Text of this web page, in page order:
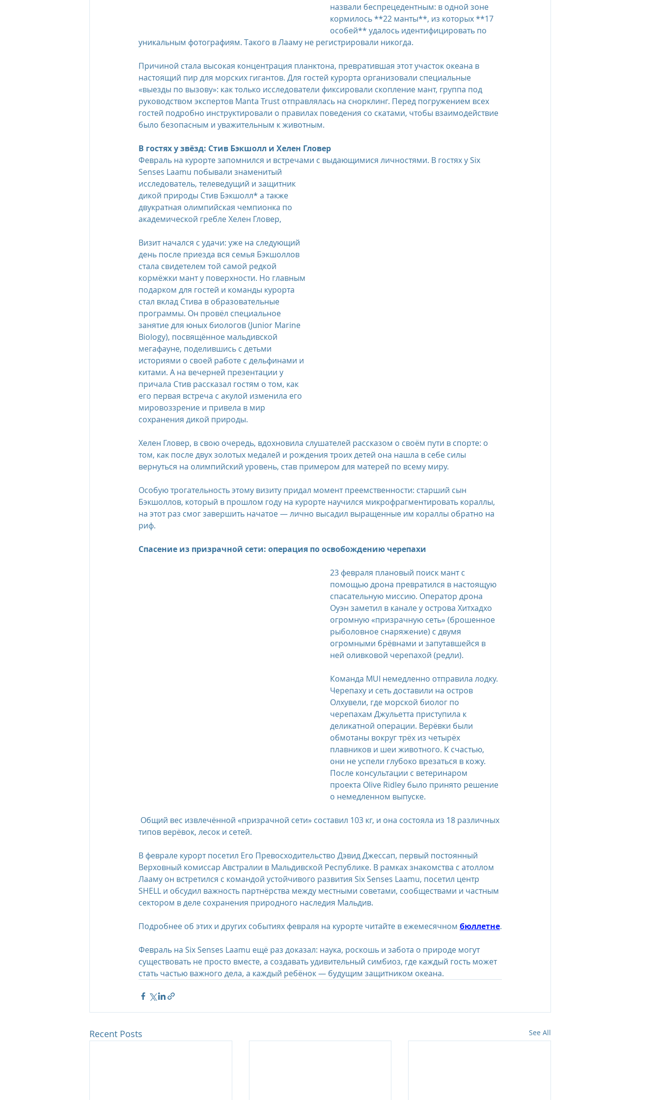
назвали беспрецедентным: в одной зоне
кормилось **22 манты**, из которых **17
особей** удалось идентифицировать по
уникальным фотографиям. Такого в Лааму не регистрировали никогда.
Причиной стала высокая концентрация планктона, превратившая этот участок океана в
настоящий пир для морских гигантов. Для гостей курорта организовали специальные
«выезды по вызову»: как только исследователи фиксировали скопление мант, группа под
руководством экспертов Manta Trust отправлялась на снорклинг. Перед погружением всех
гостей подробно инструктировали о правилах поведения со скатами, чтобы взаимодействие
было безопасным и уважительным к животным.
В гостях у звёзд: Стив Бэкшолл и Хелен Гловер
Февраль на курорте запомнился и встречами с выдающимися личностями. В гостях у Six
Senses Laamu побывали знаменитый
исследователь, телеведущий и защитник
дикой природы Стив Бэкшолл* а также
двукратная олимпийская чемпионка по
академической гребле Хелен Гловер,
Визит начался с удачи: уже на следующий
день после приезда вся семья Бэкшоллов
стала свидетелем той самой редкой
кормёжки мант у поверхности. Но главным
подарком для гостей и команды курорта
стал вклад Стива в образовательные
программы. Он провёл специальное
занятие для юных биологов (Junior Marine
Biology), посвящённое мальдивской
мегафауне, поделившись с детьми
историями о своей работе с дельфинами и
китами. А на вечерней презентации у
причала Стив рассказал гостям о том, как
его первая встреча с акулой изменила его
мировоззрение и привела в мир
сохранения дикой природы.
Хелен Гловер, в свою очередь, вдохновила слушателей рассказом о своём пути в спорте: о
том, как после двух золотых медалей и рождения троих детей она нашла в себе силы
вернуться на олимпийский уровень, став примером для матерей по всему миру.
Особую трогательность этому визиту придал момент преемственности: старший сын
Бэкшоллов, который в прошлом году на курорте научился микрофрагментировать кораллы,
на этот раз смог завершить начатое — лично высадил выращенные им кораллы обратно на
риф.
Спасение из призрачной сети: операция по освобождению черепахи
23 февраля плановый поиск мант с
помощью дрона превратился в настоящую
спасательную миссию. Оператор дрона
Оуэн заметил в канале у острова Хитхадхо
огромную «призрачную сеть» (брошенное
рыболовное снаряжение) с двумя
огромными брёвнами и запутавшейся в
ней оливковой черепахой (редли).
Команда MUI немедленно отправила лодку.
Черепаху и сеть доставили на остров
Олхувели, где морской биолог по
черепахам Джульетта приступила к
деликатной операции. Верёвки были
обмотаны вокруг трёх из четырёх
плавников и шеи животного. К счастью,
они не успели глубоко врезаться в кожу.
После консультации с ветеринаром
проекта Olive Ridley было принято решение
о немедленном выпуске.
типов верёвок, лесок и сетей.
В феврале курорт посетил Его Превосходительство Дэвид Джессап, первый постоянный
Верховный комиссар Австралии в Мальдивской Республике. В рамках знакомства с атоллом
Лааму он встретился с командой устойчивого развития Six Senses Laamu, посетил центр
SHELL и обсудил важность партнёрства между местными советами, сообществами и частным
сектором в деле сохранения природного наследия Мальдив.
Подробнее об этих и других событиях февраля на курорте читайте в ежемесячном бюллетне.
Февраль на Six Senses Laamu ещё раз доказал: наука, роскошь и забота о природе могут
существовать не просто вместе, а создавать удивительный симбиоз, где каждый гость может
стать частью важного дела, а каждый ребёнок — будущим защитником океана.
Recent Posts See All